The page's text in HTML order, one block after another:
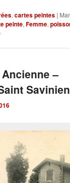
,cartes peintes |
peinte,Femme,
–
Savinien